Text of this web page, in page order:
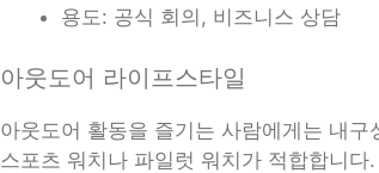
용도: 공식 회의, 비즈니스 상담
아웃도어 라이프스타일
아웃도어 활동을 즐기는 사람에게는 내
스포츠 워치나 파일럿 워치가 적합합니다.